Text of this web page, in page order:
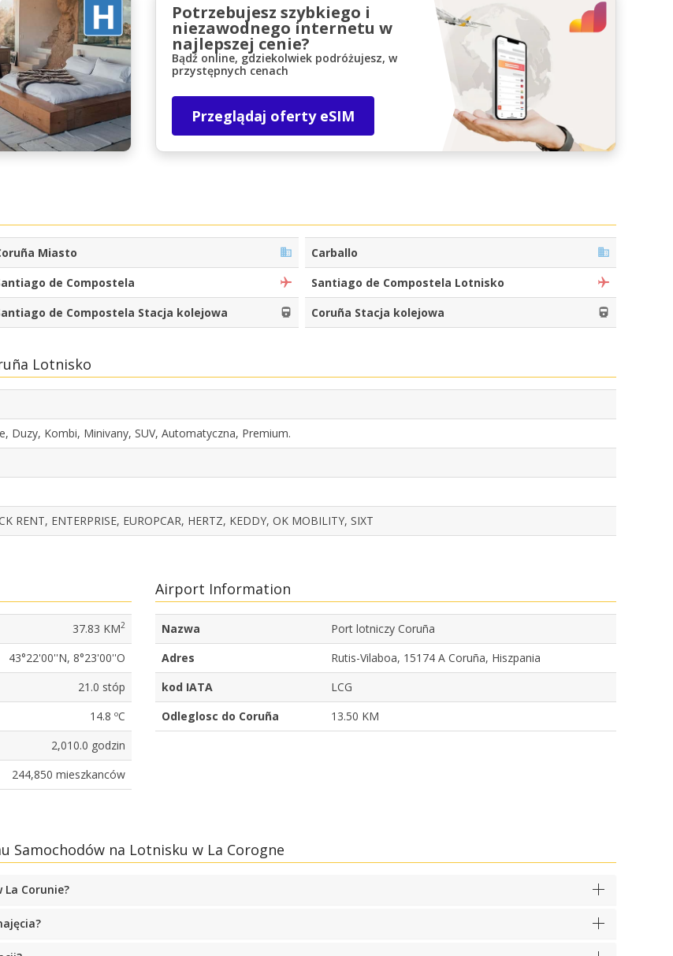
Potrzebujesz szybkiego i
niezawodnego internetu w
najlepszej cenie?
Bądź online, gdziekolwiek podróżujesz, w
przystępnych cenach
Przeglądaj oferty eSIM
Miasto
Carballo
de Compostela
Santiago de Compostela Lotnisko
de Compostela Stacja kolejowa Coruña Stacja kolejowa
Lotnisko
Duzy, Kombi, Minivany, SUV, Automatyczna, Premium.
RENT, ENTERPRISE, EUROPCAR, HERTZ, KEDDY, OK MOBILITY, SIXT
37.83 KM2
43°22'00''N, 8°23'00''O
21.0 stóp
14.8 ºC
2,010.0 godzin
244,850 mieszkanców
Airport Information
Nazwa
Port lotniczy Coruña
Adres
Rutis-Vilaboa, 15174 A Coruña, Hiszpania
kod IATA
LCG
Odleglosc do Coruña
13.50 KM
Samochodów na Lotnisku w La Corogne
Corunie?
Najlepsze oszczędności
Uzyskaj dostęp do ekskluzywnych ofert
partnerów
Zaloguj się przez eLink